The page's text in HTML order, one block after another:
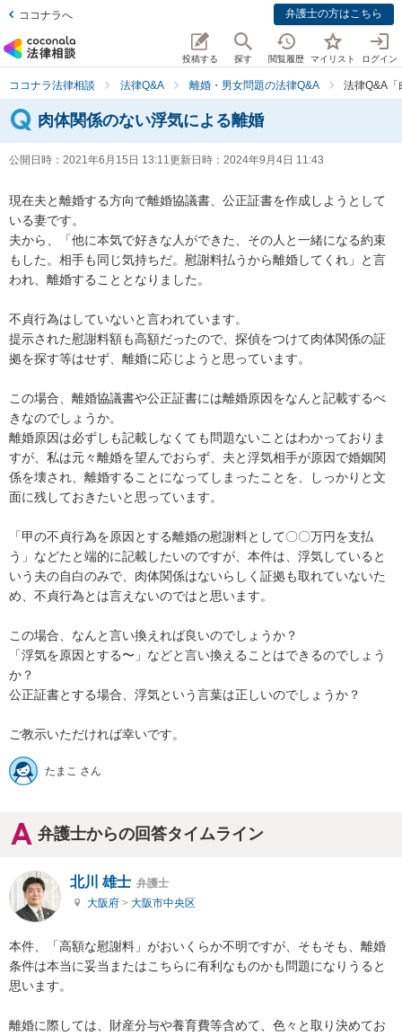
ココナラへ 弁護士の方はこちら
投稿する 探す 閲覧履歴 マイリスト ログイン
ココナラ法律相談 法律Q&A 離婚・男女問題の法律Q&A 法律Q&A「
肉体関係のない浮気による離婚
公開日時： 2021年6月15日 13:11更新日時： 2024年9月4日 11:43
現在夫と離婚する方向で離婚協議書、公正証書を作成しようとして
いる妻です。
夫から、「他に本気で好きな人ができた、その人と一緒になる約束
もした。相手も同じ気持ちだ。慰謝料払うから離婚してくれ」と言
われ、離婚することとなりました。
不貞行為はしていないと言われています。
提示された慰謝料額も高額だったので、探偵をつけて肉体関係の証
拠を探す等はせず、離婚に応じようと思っています。
この場合、離婚協議書や公正証書には離婚原因をなんと記載するべ
きなのでしょうか。
離婚原因は必ずしも記載しなくても問題ないことはわかっておりま
すが、私は元々離婚を望んでおらず、夫と浮気相手が原因で婚姻関
係を壊され、離婚することになってしまったことを、しっかりと文
面に残しておきたいと思っています。
「甲の不貞行為を原因とする離婚の慰謝料として〇〇万円を支払
う」などたと端的に記載したいのですが、本件は、浮気していると
いう夫の自白のみで、肉体関係はないらしく証拠も取れていないた
め、不貞行為とは言えないのではと思います。
この場合、なんと言い換えれば良いのでしょうか？
「浮気を原因とする〜」などと言い換えることはできるのでしょう
か？
公正証書とする場合、浮気という言葉は正しいのでしょうか？
たまこ さん
弁護士からの回答タイムライン
北川 雄士 弁護士
大阪府 > 大阪市中央区
本件、「高額な慰謝料」がおいくらか不明ですが、そもそも、離婚
条件は本当に妥当またはこちらに有利なものかも問題になりうると
思います。
離婚に際しては、財産分与や養育費等含めて、色々と取り決めてお